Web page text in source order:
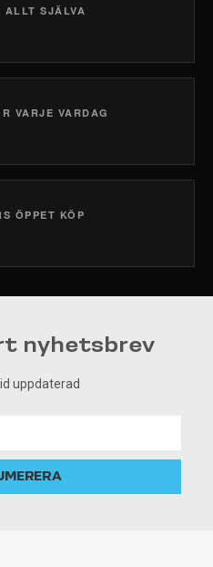
ALLT SJÄLVA
VARJE VARDAG
ÖPPET KÖP
nyhetsbrev
uppdaterad